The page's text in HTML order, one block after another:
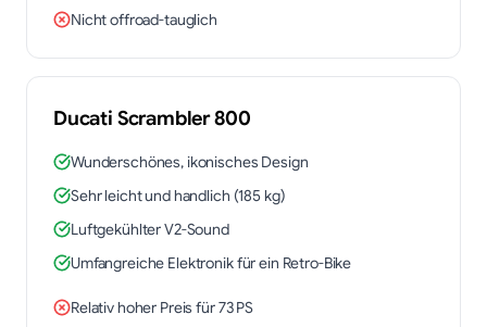
Nicht offroad-tauglich
DucatiScrambler 800
Wunderschönes, ikonisches Design
Sehr leicht und handlich (185 kg)
Luftgekühlter V2-Sound
Umfangreiche Elektronik für ein Retro-Bike
Relativ hoher Preis für 73 PS